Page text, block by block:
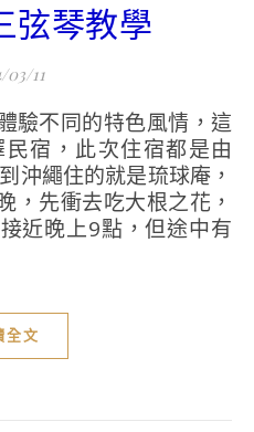
弦琴教學
03/11
宿，此次住宿都是由
沖繩住的就是琉球庵，
，先衝去吃大根之花，
近晚上9點，但途中有
全文